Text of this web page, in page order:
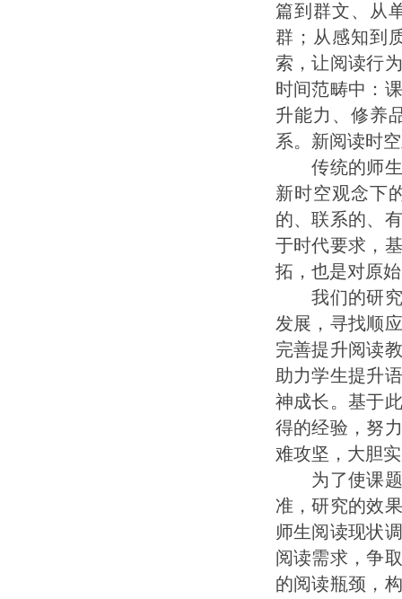
篇到群文、从
群；从感知到
索，让阅读行
时间范畴中：
升能力、修养
系。新阅读时
传统的师生
新时空观念下
的、联系的、
于时代要求，
拓，也是对原
我们的研究
发展，寻找顺
完善提升阅读
助力学生提升
神成长。基于
得的经验，努
难攻坚，大胆
为了使课题
准，研究的效
师生阅读现状
阅读需求，争
的阅读瓶颈，